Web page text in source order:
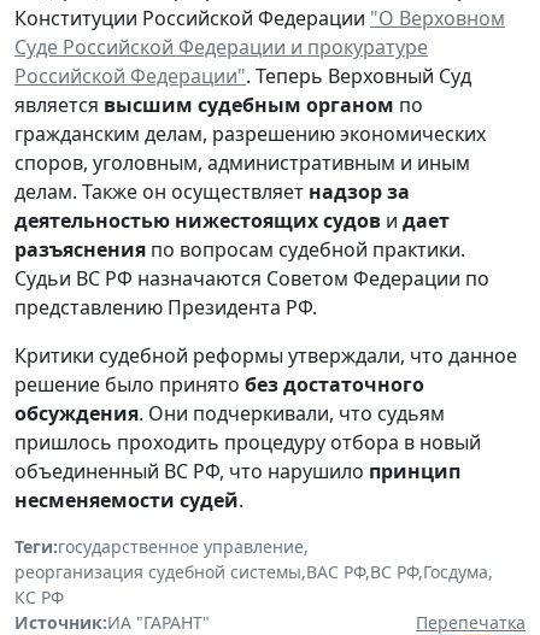
Конституции Российской Федерации "О Верховном
Суде Российской Федерации и прокуратуре
Российской Федерации". Теперь Верховный Суд
является высшим судебным органом по
гражданским делам, разрешению экономических
споров, уголовным, административным и иным
делам. Также он осуществляет надзор за
деятельностью нижестоящих судов и дает
разъяснения по вопросам судебной практики.
Судьи ВС РФ назначаются Советом Федерации по
представлению Президента РФ.
Критики судебной реформы утверждали, что данное
решение было принято без достаточного
обсуждения. Они подчеркивали, что судьям
пришлось проходить процедуру отбора в новый
объединенный ВС РФ, что нарушило принцип
несменяемости судей.
Теги:государственное управление,
реорганизация судебной системы,ВАС РФ,ВС РФ,Госдума,
КС РФ
Источник:ИА "ГАРАНТ"
Перепечатка